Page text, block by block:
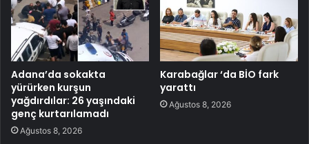
Adana’da sokakta
yürürken kurşun
yağdırdılar: 26 yaşındaki
genç kurtarılamadı
Ağustos 8, 2026
Karabağlar ‘da BİO fark
yarattı
Ağustos 8, 2026